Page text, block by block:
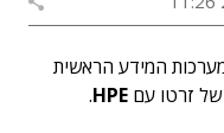
המידע הראשית
זרטו עם
.